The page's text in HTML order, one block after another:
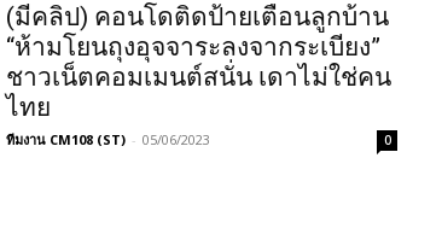
(มีคลิป) คอนโดติดป้ายเตือนลูกบ้าน
“ห้ามโยนถุงอุจจาระลงจากระเบียง”
ชาวเน็ตคอมเมนต์สนั่น เดาไม่ใช่คน
ไทย
ทีมงาน CM108 (ST) - 05/06/2023 0